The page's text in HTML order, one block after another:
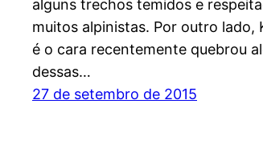
alguns trechos temidos e
muitos alpinistas. Por outro lado,
é o cara recentemente quebrou
dessas…
27 de setembro de 2015